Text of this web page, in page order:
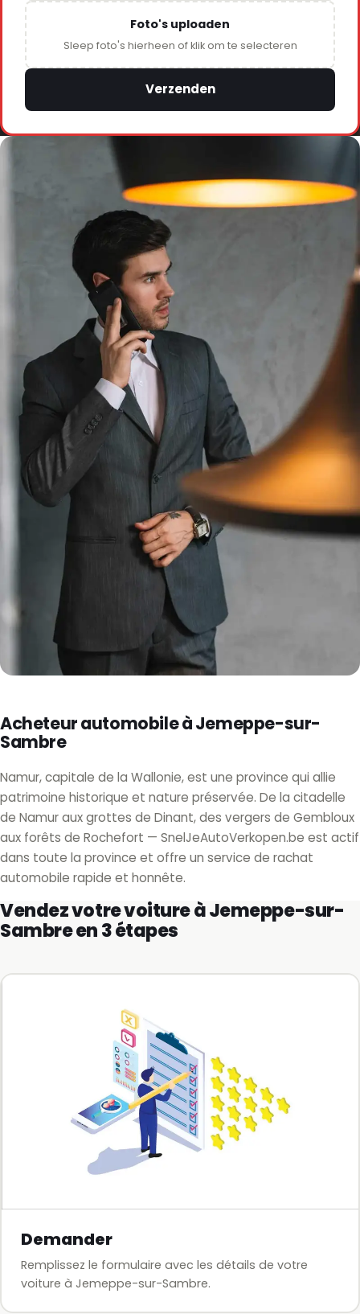
Foto's uploaden
Sleep foto's hierheen of klik om te selecteren
Verzenden
Acheteur automobile à Jemeppe-sur-
Sambre
Namur, capitale de la Wallonie, est une province qui allie
patrimoine historique et nature préservée. De la citadelle
de Namur aux grottes de Dinant, des vergers de Gembloux
aux forêts de Rochefort — SnelJeAutoVerkopen.be est actif
dans toute la province et offre un service de rachat
automobile rapide et honnête.
Vendez votre voiture à Jemeppe-sur-
Sambre en 3 étapes
Demander
Remplissez le formulaire avec les détails de votre
voiture à Jemeppe-sur-Sambre.